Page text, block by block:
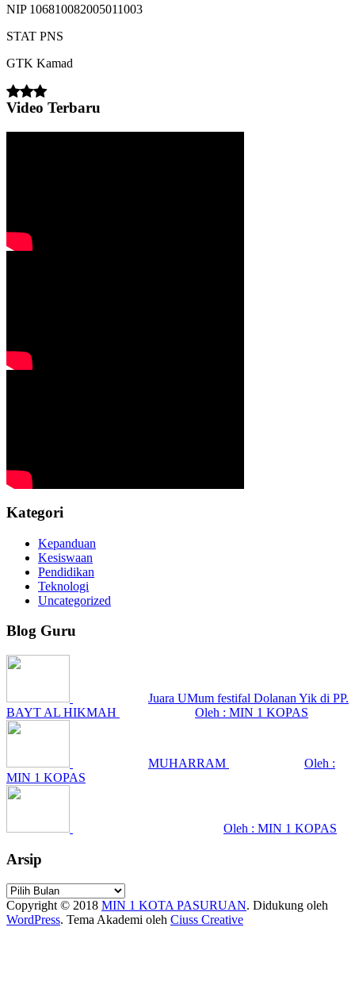
NIP 106810082005011003
STAT PNS
GTK Kamad
Video Terbaru
Kategori
Kepanduan
Kesiswaan
Pendidikan
Teknologi
Uncategorized
Blog Guru
Juara UMum festifal Dolanan Yik di PP.
BAYT AL HIKMAH
Oleh : MIN 1 KOPAS
MUHARRAM
Oleh :
MIN 1 KOPAS
Oleh : MIN 1 KOPAS
Arsip
Arsip
Copyright © 2018 MIN 1 KOTA PASURUAN. Didukung oleh
WordPress. Tema Akademi oleh Ciuss Creative